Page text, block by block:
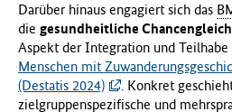
Darüber hinaus engagiert sich das
die gesundheitliche
Aspekt der Integration und Teilhabe
Menschen mit
(Destatis 2024)
. Konkret
zielgruppenspezifische und